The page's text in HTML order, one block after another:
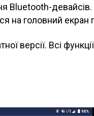
Bluetooth-девайсів.
на головний екран
версії. Всі